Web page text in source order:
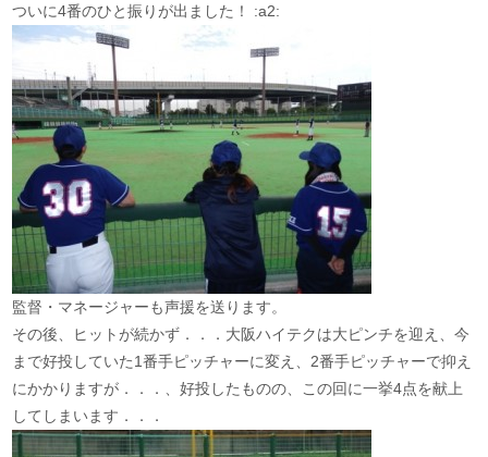
ついに4番のひと振りが出ました！ :a2:
監督・マネージャーも声援を送ります。
その後、ヒットが続かず．．．大阪ハイテクは大ピンチを迎え、今
まで好投していた1番手ピッチャーに変え、2番手ピッチャーで抑え
にかかりますが．．．、好投したものの、この回に一挙4点を献上
してしまいます．．．